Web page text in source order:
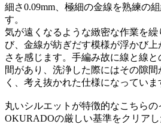
細さ0.09mm、極細の金線を熟練の
す。
気が遠くなるような緻密な作業を
び、金線が紡ぎだす模様が浮かび
さを感じます。手編み故に線と線
間があり、洗浄した際にはその隙
く、考え抜かれた仕様になっていま
丸いシルエットが特徴的なこちら
OKURADOの厳しい基準をクリア